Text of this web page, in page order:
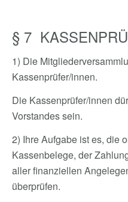
§ 7
1) Die
Kassenprüfer/innen.
Die Kassenprüfer/innen
Vorstandes sein.
2) Ihre Aufgabe ist es, die
Kassenbelege, der
aller finanziellen
überprüfen.